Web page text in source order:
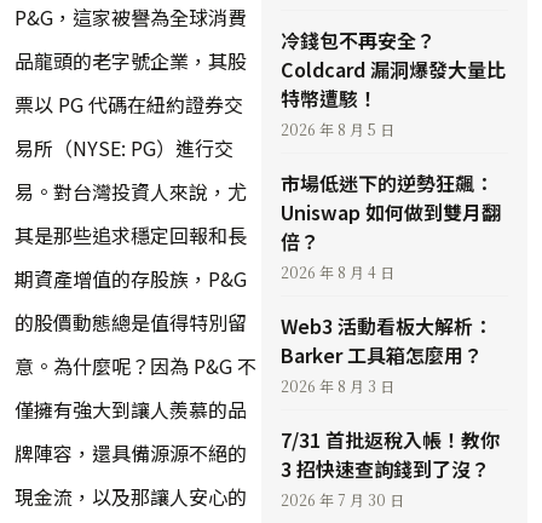
P&G，這家被譽為全球消費
品龍頭的老字號企業，其股
票以 PG 代碼在紐約證券交
易所（NYSE: PG）進行交
易。對台灣投資人來說，尤
其是那些追求穩定回報和長
期資產增值的存股族，P&G
的股價動態總是值得特別留
意。為什麼呢？因為 P&G 不
僅擁有強大到讓人羨慕的品
牌陣容，還具備源源不絕的
現金流，以及那讓人安心的
冷錢包不再安全？
Coldcard 漏洞爆發大量比
特幣遭駭！
2026 年 8 月 5 日
市場低迷下的逆勢狂飆：
Uniswap 如何做到雙月翻
倍？
2026 年 8 月 4 日
Web3 活動看板大解析：
Barker 工具箱怎麼用？
2026 年 8 月 3 日
7/31 首批返稅入帳！教你
3 招快速查詢錢到了沒？
2026 年 7 月 30 日